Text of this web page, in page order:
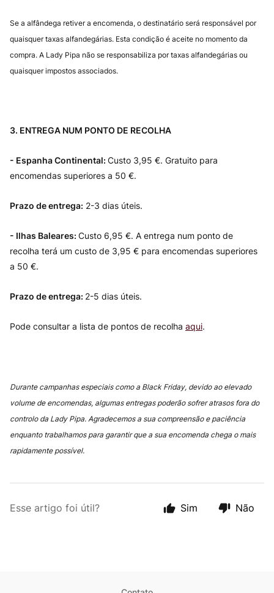
Se a alfândega retiver a encomenda, o destinatário será responsável por
quaisquer taxas alfandegárias. Esta condição é aceite no momento da
compra. A Lady Pipa não se responsabiliza por taxas alfandegárias ou
quaisquer impostos associados.
3. ENTREGA NUM PONTO DE RECOLHA
- Espanha Continental: Custo 3,95 €. Gratuito para
encomendas superiores a 50 €.
Prazo de entrega: 2-3 dias úteis.
- Ilhas Baleares: Custo 6,95 €. A entrega num ponto de
recolha terá um custo de 3,95 € para encomendas superiores
a 50 €.
Prazo de entrega: 2-5 dias úteis.
Pode consultar a lista de pontos de recolha aqui.
Durante campanhas especiais como a Black Friday, devido ao elevado
volume de encomendas, algumas entregas poderão sofrer atrasos fora do
controlo da Lady Pipa. Agradecemos a sua compreensão e paciência
enquanto trabalhamos para garantir que a sua encomenda chega o mais
rapidamente possível.
Esse artigo foi útil? Sim Não